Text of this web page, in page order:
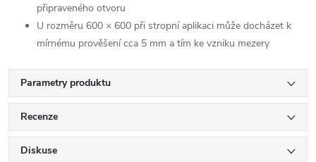
připraveného otvoru
U rozměru 600 × 600 při stropní aplikaci může docházet k
mírnému prověšení cca 5 mm a tím ke vzniku mezery
Parametry produktu
Recenze
Diskuse